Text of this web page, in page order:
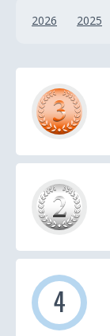
2026 2025
4